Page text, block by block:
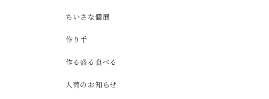
ちいさな個展
作り手
作る盛る食べる
入荷のお知らせ